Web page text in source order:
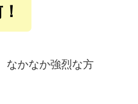
なかなか強烈な方